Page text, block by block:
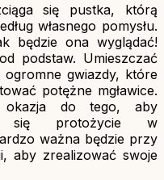
się pustka, którą
własnego pomysłu.
będzie ona wyglądać!
podstaw. Umieszczać
gwiazdy, które
potężne mgławice.
okazja do tego, aby
się protożycie w
ważna będzie przy
aby zrealizować swoje